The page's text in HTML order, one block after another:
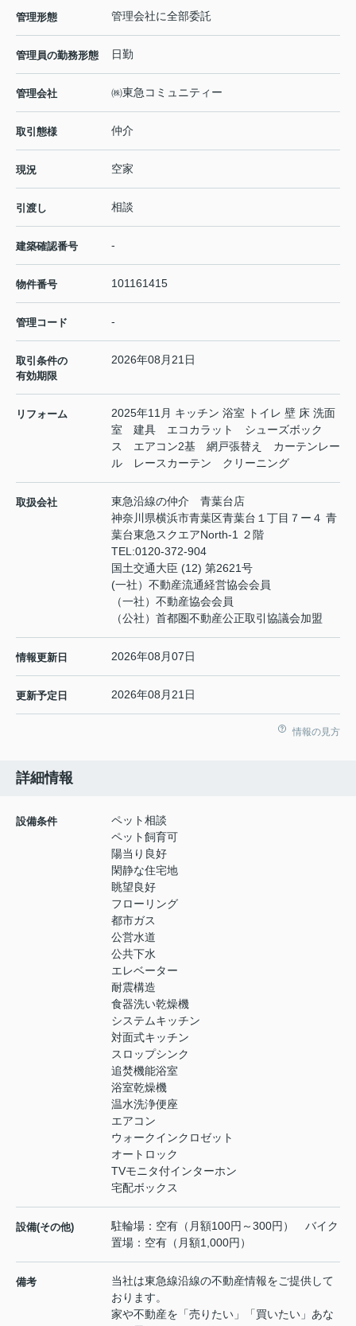
管理形態 管理会社に全部委託
管理員の勤務形態 日勤
管理会社 ㈱東急コミュニティー
取引態様 仲介
現況 空家
引渡し 相談
建築確認番号 -
物件番号 101161415
管理コード -
取引条件の
有効期限
2026年08月21日
リフォーム
2025年11月 キッチン 浴室 トイレ 壁 床 洗面
室 建具 エコカラット シューズボック
ス エアコン2基 網戸張替え カーテンレー
ル レースカーテン クリーニング
取扱会社
東急沿線の仲介 青葉台店
神奈川県横浜市青葉区青葉台１丁目７ー４ 青
葉台東急スクエアNorth-1 ２階
TEL:0120-372-904
国土交通大臣 (12) 第2621号
(一社）不動産流通経営協会会員
（一社）不動産協会会員
（公社）首都圏不動産公正取引協議会加盟
情報更新日 2026年08月07日
更新予定日 2026年08月21日
情報の見方
詳細情報
設備条件
ペット相談
ペット飼育可
陽当り良好
閑静な住宅地
眺望良好
フローリング
都市ガス
公営水道
公共下水
エレベーター
耐震構造
食器洗い乾燥機
システムキッチン
対面式キッチン
スロップシンク
追焚機能浴室
浴室乾燥機
温水洗浄便座
エアコン
ウォークインクロゼット
オートロック
TVモニタ付インターホン
宅配ボックス
設備(その他)
駐輪場：空有（月額100円～300円） バイク
置場：空有（月額1,000円）
備考
当社は東急線沿線の不動産情報をご提供して
おります。
家や不動産を「売りたい」「買いたい」あな